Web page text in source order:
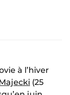
à l’hiver
(25